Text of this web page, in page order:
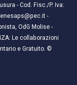
- Cod. Fisc./P. Iva:
-
OdG Molise -
Le collaborazioni
e Gratuito. ©